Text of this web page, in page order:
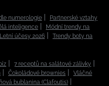
numerologie
Partnerské vztahy
inteligence
Módní trendy na
Letní účesy 2026
Trendy boty na
7 receptů na salátové zálivky
Čokoládové brownies
Vláčné
bublanina (Clafoutis)